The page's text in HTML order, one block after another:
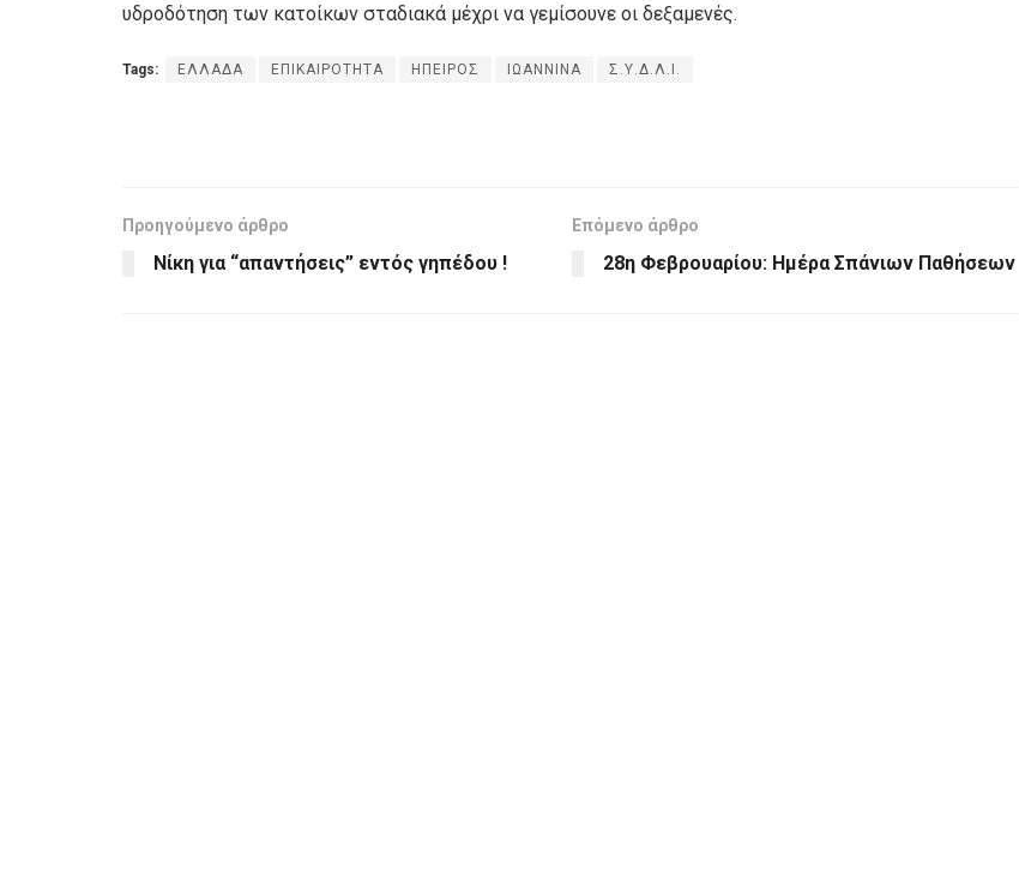
υδροδότηση των κατοίκων σταδιακά μέχρι να γεμίσουνε οι δεξαμενές.
Tags: ΕΛΛΑΔΑ ΕΠΙΚΑΙΡΟΤΗΤΑ ΗΠΕΙΡΟΣ ΙΩΑΝΝΙΝΑ Σ.Υ.Δ.Λ.Ι.
Προηγούμενο άρθρο
Νίκη για “απαντήσεις” εντός γηπέδου !
Επόμενο άρθρο
28η Φεβρουαρίου: Ημέρα Σπάνιων Παθήσεων